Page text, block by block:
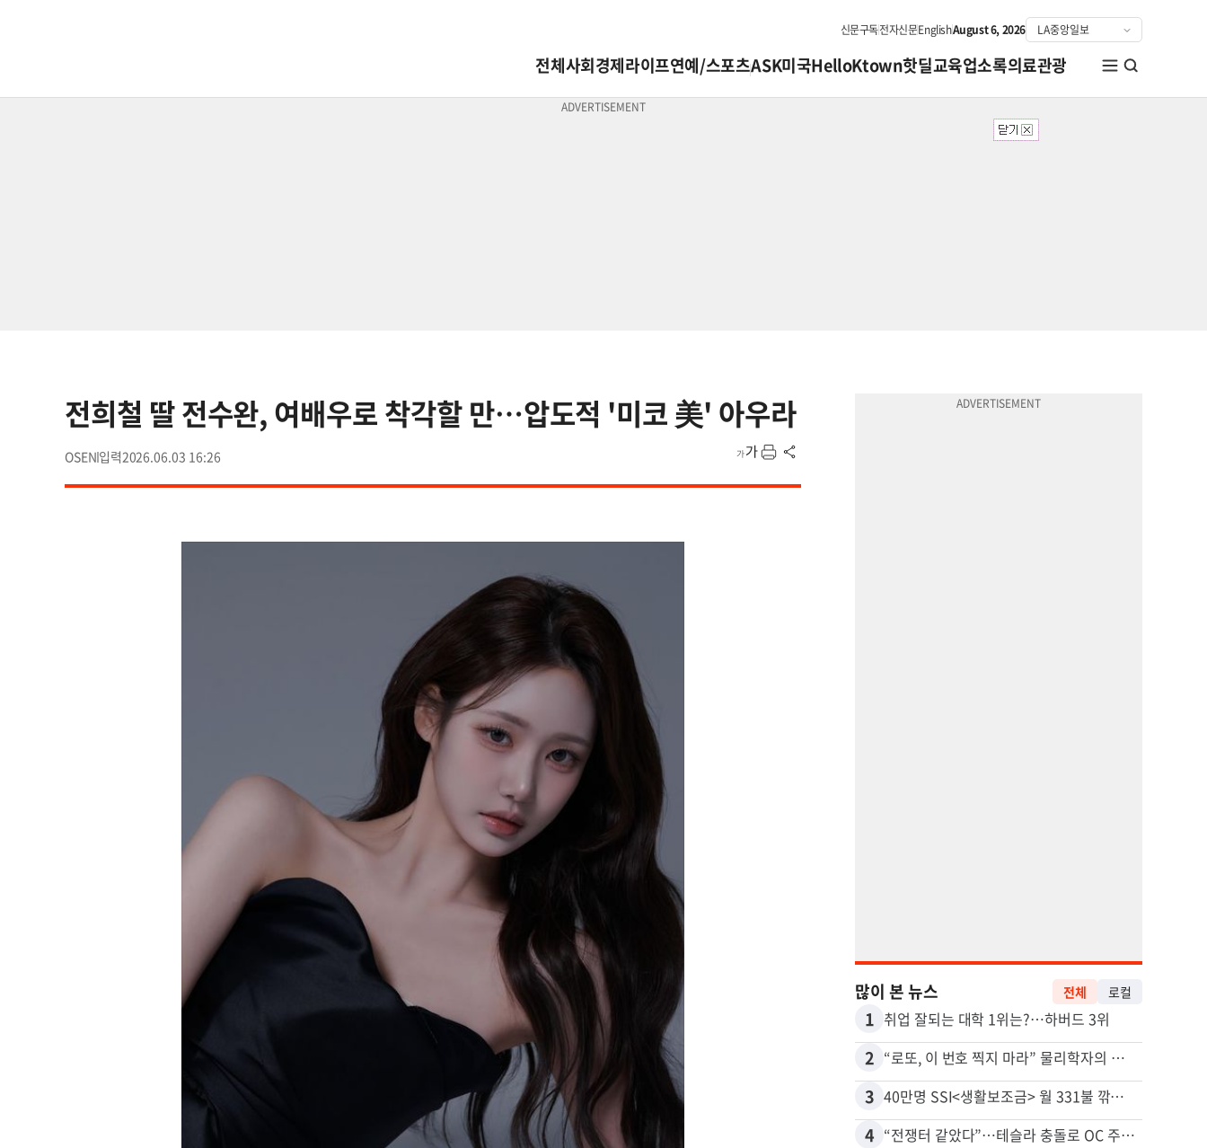
신문구독전자신문EnglishAugust 6, 2026
전체사회경제라이프연예/스포츠ASK미국HelloKtown핫딜교육업소록의료관광
전희철 딸 전수완, 여배우로 착각할 만…압도적 '미코 美' 아우라
OSEN 2026.06.03 16:26
많이 본 뉴스 전체 로컬
1 취업 잘되는 대학 1위는?…하버드 3위
2 “로또, 이 번호 찍지 마라” 물리학자의 당첨금 높이는 비밀
3 40만명 SSI<생활보조금> 월 331불 깎이나
4 “전쟁터 같았다”…테슬라 충돌로 OC 주택 4채 파손